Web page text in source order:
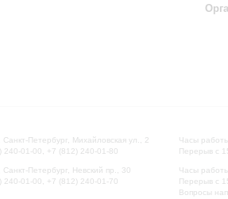
Санкт-Петербург, Михайловская ул., 2
240-01-00, +7 (812) 240-01-80
Санкт-Петербург, Невский пр., 30
240-01-00, +7 (812) 240-01-70
Часы
Перерыв с
Часы
Перерыв с
Вопросы